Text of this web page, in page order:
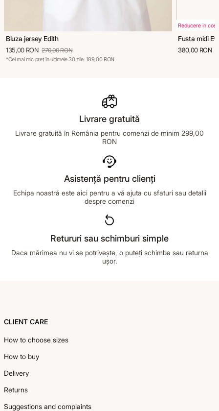
Bluza jersey Edith
135,00 RON 270,00 RON
*Cel mai mic preț în ultimele 30 zile: 189,00 RON
Reducere in cos
Fusta midi
380,00 RON
Livrare gratuită
Livrare gratuită în România pentru comenzi de minim 299,00
RON
Asistență pentru clienți
Echipa noastră este aici pentru a vă ajuta cu sfaturi sau detalii
despre comenzi
Retururi sau schimburi simple
Daca mărimea nu vi se potrivește, o puteți schimba sau returna
ușor.
CLIENT CARE
How to choose sizes
How to buy
Delivery
Returns
Suggestions and complaints